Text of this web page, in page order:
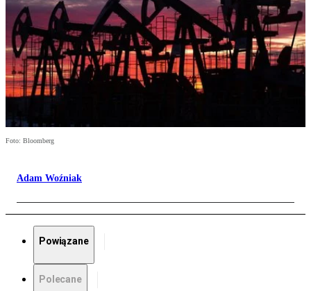
Foto: Bloomberg
Adam Woźniak
Powiązane
Polecane